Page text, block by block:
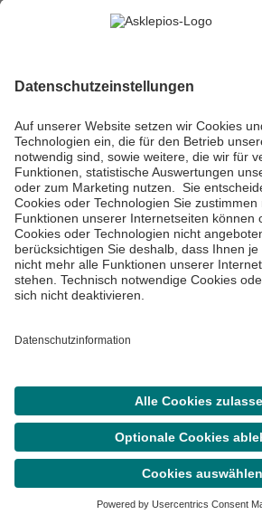
Menü
SucheTermin
Newsletter abonnieren
Viele wissenswerte Informationen
Gesundheit erhalten Sie regelmäßig
Asklepios Newsletter.
Abonnieren
Asklepios Klinik Wandsbek
Alphonsstraße 14
22043 Hamburg